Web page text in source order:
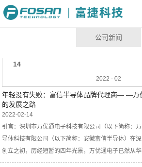
公司新闻
14
2022 - 02
年轻没有失败：富信半导体品牌代理商— —万
的发展之路
2022-02-14
引言：深圳市万优通电子科技有限公司（以下简称：
导体科技有限公司（以下简称：安徽富信半导体）在
创立之初，历经短暂的四年光景，万优通电子已然从